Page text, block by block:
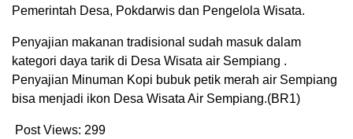
Pemerintah Desa, Pokdarwis dan Pengelola Wisata.
Penyajian makanan tradisional sudah masuk dalam
kategori daya tarik di Desa Wisata air Sempiang .
Penyajian Minuman Kopi bubuk petik merah air Sempiang
bisa menjadi ikon Desa Wisata Air Sempiang.(BR1)
Post Views: 299